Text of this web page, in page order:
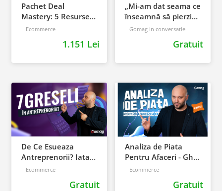
Pachet Deal
Mastery: 5 Resurse
fizice + digitale
Ecommerce
1.151 Lei
„Mi-am dat seama ce
înseamnă să pierzi
controlul” | Cosmin
FAILURE 2025
Gomag in conversatie
Gratuit
De Ce Esueaza
Antreprenorii? Iata
Cele Mai Mari
Ecommerce
Gratuit
Analiza de Piata
Pentru Afaceri - Ghid
Pas cu Pas
Ecommerce
Gratuit